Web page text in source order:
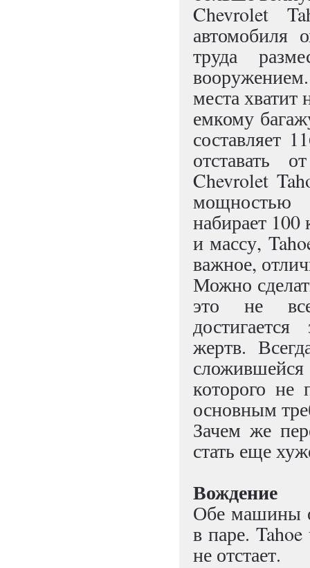
Chevrolet
автомобиля
труда
места хватит
емкому
составляет
отставать
Chevrolet
мощностью
набирает 100
и массу,
важное,
Можно
это не
жертв.
которого не
основным
Зачем же
стать еще
Вождение
Обе машины
в паре.
не отстает.